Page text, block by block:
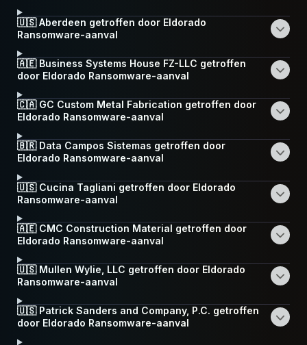
🇺🇸 Aberdeen getroffen door Eldorado
Ransomware-aanval
🇦🇪 Business Systems House FZ-LLC getroffen
door Eldorado Ransomware-aanval
🇨🇦 GC Custom Metal Fabrication getroffen door
Eldorado Ransomware-aanval
🇧🇷 Data Campos Sistemas getroffen door
Eldorado Ransomware-aanval
🇺🇸 Cucina Tagliani getroffen door Eldorado
Ransomware-aanval
🇦🇪 CMC Construction Material getroffen door
Eldorado Ransomware-aanval
🇺🇸 Mullen Wylie, LLC getroffen door Eldorado
Ransomware-aanval
🇺🇸 Patrick Sanders and Company, P.C. getroffen
door Eldorado Ransomware-aanval